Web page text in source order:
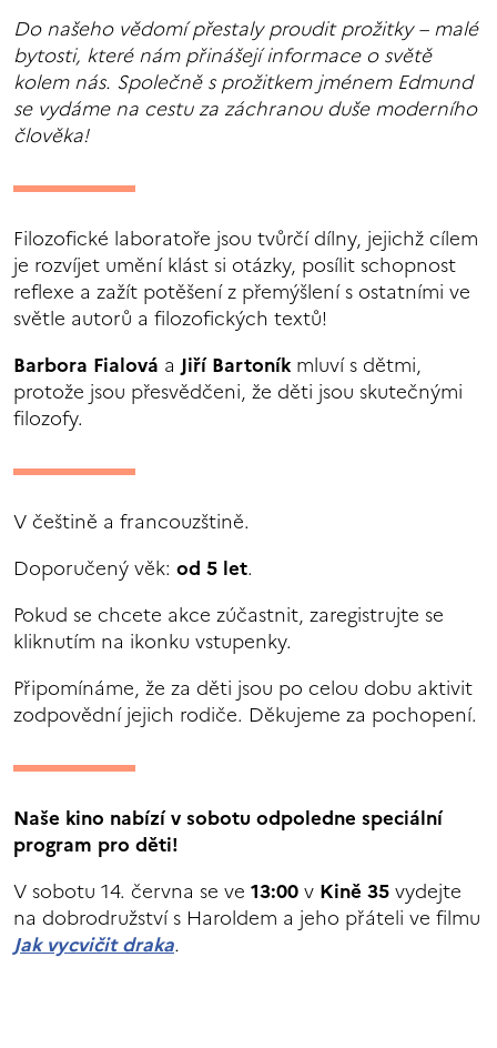
Do našeho vědomí přestaly proudit prožitky – malé
bytosti, které nám přinášejí informace o světě
kolem nás. Společně s prožitkem jménem Edmund
se vydáme na cestu za záchranou duše moderního
člověka!
Filozofické laboratoře jsou tvůrčí dílny, jejichž cílem
je rozvíjet umění klást si otázky, posílit schopnost
reflexe a zažít potěšení z přemýšlení s ostatními ve
světle autorů a filozofických textů!
Barbora Fialová aJiří Bartoník mluví s dětmi,
protože jsou přesvědčeni, že děti jsou skutečnými
filozofy.
V češtině a francouzštině.
Doporučený věk: od 5 let.
Pokud se chcete akce zúčastnit, zaregistrujte se
kliknutím na ikonku vstupenky.
Připomínáme, že za děti jsou po celou dobu aktivit
zodpovědní jejich rodiče. Děkujeme za pochopení.
Naše kino nabízí v sobotu odpoledne speciální
program pro děti!
V sobotu 14. června se ve 13:00v Kině 35vydejte
na dobrodružství s Haroldem a jeho přáteli ve filmu
Jak vycvičit draka.